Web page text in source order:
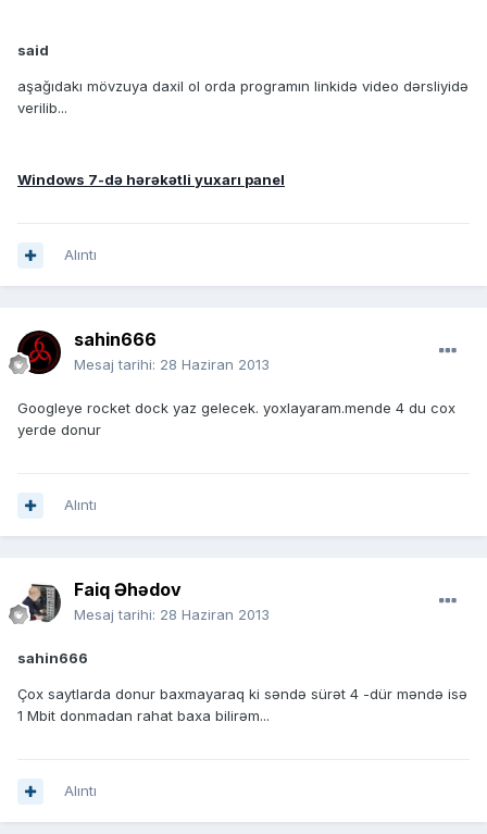
said
aşağıdakı mövzuya daxil ol orda programın linkidə video dərsliyidə
verilib...
Windows 7-də hərəkətli yuxarı panel
Alıntı
sahin666
Mesaj tarihi: 28 Haziran 2013
Googleye rocket dock yaz gelecek. yoxlayaram.mende 4 du cox
yerde donur
Alıntı
Faiq Əhədov
Mesaj tarihi: 28 Haziran 2013
sahin666
Çox saytlarda donur baxmayaraq ki səndə sürət 4 -dür məndə isə
1 Mbit donmadan rahat baxa bilirəm...
Alıntı